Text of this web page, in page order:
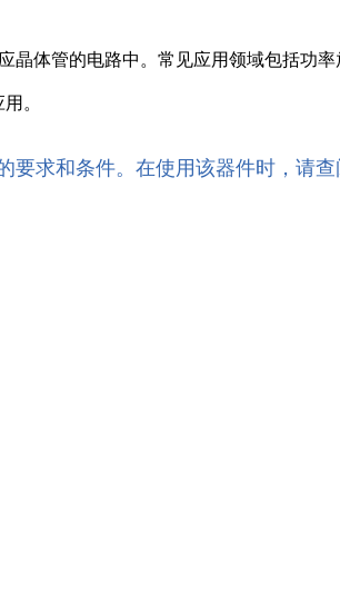
体管的电路中。常见应用领域包括功率
。
求和条件。在使用该器件时，请